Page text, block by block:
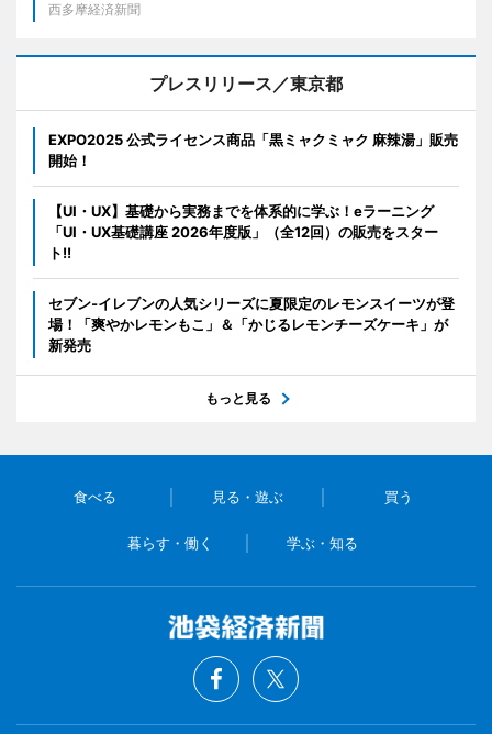
西多摩経済新聞
プレスリリース／東京都
EXPO2025 公式ライセンス商品「黒ミャクミャク 麻辣湯」販売
開始！
【UI・UX】基礎から実務までを体系的に学ぶ！eラーニング
「UI・UX基礎講座 2026年度版」（全12回）の販売をスター
ト!!
セブン‐イレブンの人気シリーズに夏限定のレモンスイーツが登
場！「爽やかレモンもこ」＆「かじるレモンチーズケーキ」が
新発売
もっと見る
食べる 見る・遊ぶ 買う
暮らす・働く 学ぶ・知る